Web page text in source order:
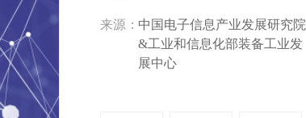
来源： 中国电子信息产业发展研究院
&工业和信息化部装备工业发
展中心